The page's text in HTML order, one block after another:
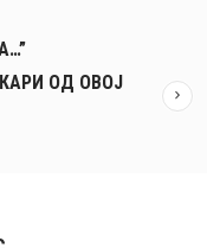
ОД ОВОЈ